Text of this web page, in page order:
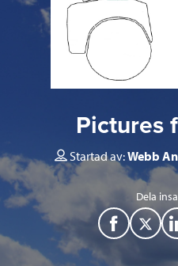
Pictures
Startad av:Webb
Dela
F
T